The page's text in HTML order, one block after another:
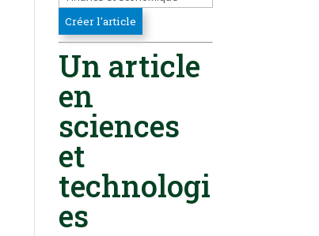
Un article
en
sciences
et
technologi
es